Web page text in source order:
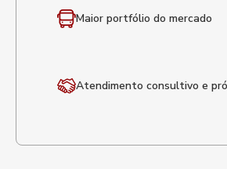
Maior portfólio do mercado
Atendimento consultivo e